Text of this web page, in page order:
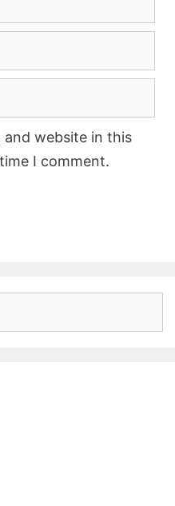
and website in this
I comment.